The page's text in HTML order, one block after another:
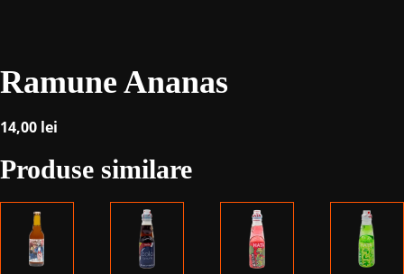
Ramune Ananas
14,00 lei
Produse similare